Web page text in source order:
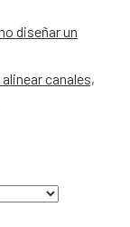
diseñar un
canales,